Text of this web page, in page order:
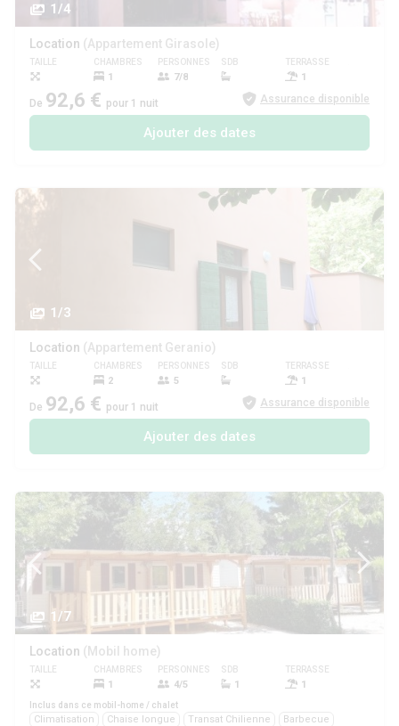
1/4
Location (Appartement Girasole)
TAILLE CHAMBRES
1
PERSONNES
7/8
SDB TERRASSE
1
De 92,6 € pour 1 nuit Assurance disponible
Ajouter des dates
1/3
Location (Appartement Geranio)
TAILLE CHAMBRES
2
PERSONNES
5
SDB TERRASSE
1
De 92,6 € pour 1 nuit Assurance disponible
Ajouter des dates
1/7
Location (Mobil home)
TAILLE CHAMBRES
1
PERSONNES
4/5
SDB
1
TERRASSE
1
Inclus dans ce mobil-home / chalet
Climatisation Chaise longue Transat Chilienne Barbecue